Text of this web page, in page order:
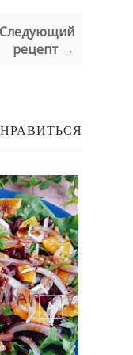
Следующий
рецепт →